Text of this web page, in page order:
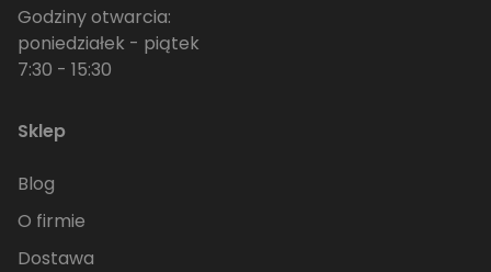
Godziny otwarcia:
poniedziałek - piątek
7:30 - 15:30
Sklep
Blog
O firmie
Dostawa